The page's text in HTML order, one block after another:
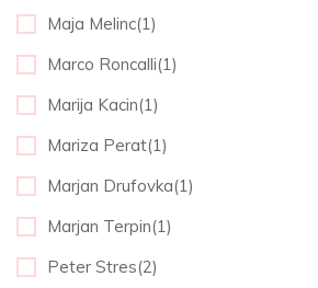
Maja Melinc(1)
Marco Roncalli(1)
Marija Kacin(1)
Mariza Perat(1)
Marjan Drufovka(1)
Marjan Terpin(1)
Peter Stres(2)